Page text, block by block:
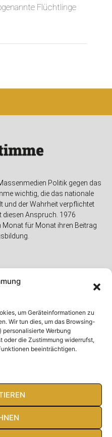
um Geräteinformationen zu
Wir tun dies, um das Browsing-
personalisierte Werbung
oder die Zustimmung widerrufst,
beeinträchtigen.
Flüchtlinge
Politik gegen das
wichtig, die das nationale
und der Wahrheit verpflichtet
diesen Anspruch. 1976
Monat für Monat ihren Beitrag
Rechtliches
Rechtliche Hinweise
Impressum
Datenschutzerklärung